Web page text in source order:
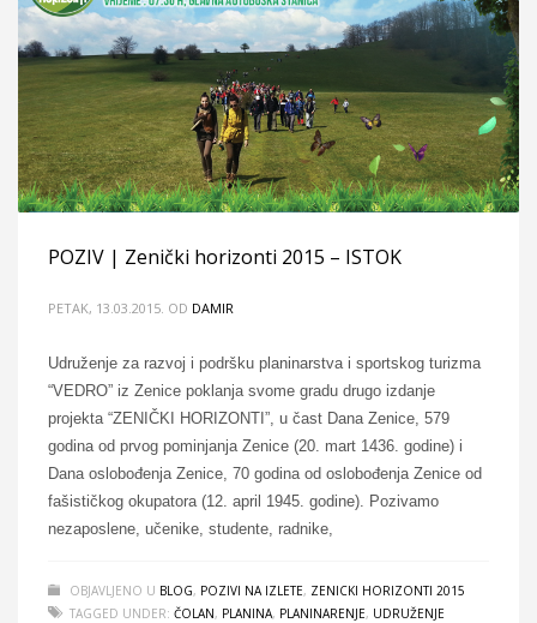
POZIV | Zenički horizonti 2015 – ISTOK
PETAK, 13.03.2015. OD DAMIR
Udruženje za razvoj i podršku planinarstva i sportskog turizma
“VEDRO” iz Zenice poklanja svome gradu drugo izdanje
projekta “ZENIČKI HORIZONTI”, u čast Dana Zenice, 579
godina od prvog pominjanja Zenice (20. mart 1436. godine) i
Dana oslobođenja Zenice, 70 godina od oslobođenja Zenice od
fašističkog okupatora (12. april 1945. godine). Pozivamo
nezaposlene, učenike, studente, radnike,
OBJAVLJENO U BLOG, POZIVI NA IZLETE, ZENICKI HORIZONTI 2015
TAGGED UNDER: ČOLAN, PLANINA, PLANINARENJE, UDRUŽENJE